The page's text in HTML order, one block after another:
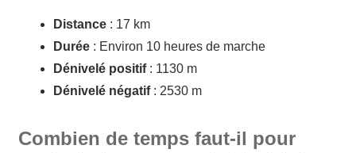
Distance : 17 km
Durée : Environ 10 heures de marche
Dénivelé positif: 1130 m
Dénivelé négatif: 2530 m
Combien de temps faut-il pour